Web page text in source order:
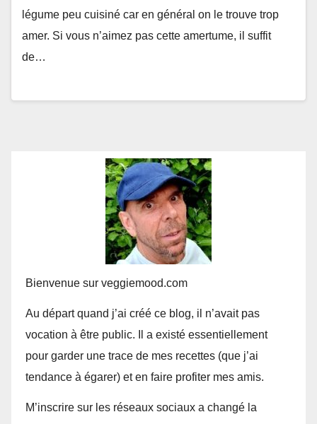
légume peu cuisiné car en général on le trouve trop
amer. Si vous n’aimez pas cette amertume, il suffit
de…
Bienvenue sur veggiemood.com
Au départ quand j’ai créé ce blog, il n’avait pas
vocation à être public. Il a existé essentiellement
pour garder une trace de mes recettes (que j’ai
tendance à égarer) et en faire profiter mes amis.
M’inscrire sur les réseaux sociaux a changé la